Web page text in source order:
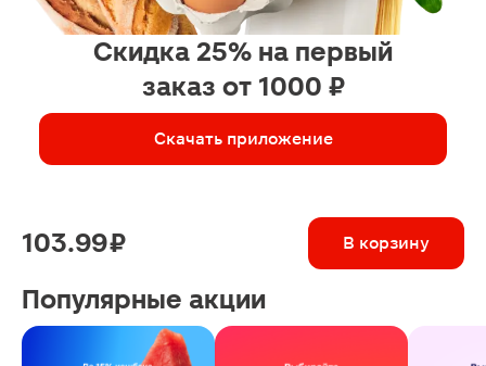
Скидка 25% на первый
заказ от 1000 ₽
Скачать приложение
103.99 ₽ В корзину
Популярные акции